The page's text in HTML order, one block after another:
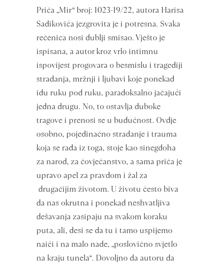
Priča „Mir“ broj: 1023-19/22, autora Harisa
Sadikovića jezgrovita je i potresna. Svaka
rečenica nosi dublji smisao. Vješto je
ispisana, a autor kroz vrlo intimnu
ispovijest progovara o besmislu i tragediji
stradanja, mržnji i ljubavi koje ponekad
idu ruku pod ruku, paradoksalno jačajući
jedna drugu. No, to ostavlja duboke
tragove i prenosi se u budućnost. Ovdje
osobno, pojedinačno stradanje i trauma
koja se rađa iz toga, stoje kao sinegdoha
za narod, za čovječanstvo, a sama priča je
upravo apel za pravdom i žal za
drugačijim životom. U životu često biva
da nas okrutna i ponekad neshvatljiva
dešavanja zasipaju na svakom koraku
puta, ali, desi se da tu i tamo uspijemo
naići i na malo nade, „poslovično svjetlo
na kraju tunela“. Dovoljno da autoru da